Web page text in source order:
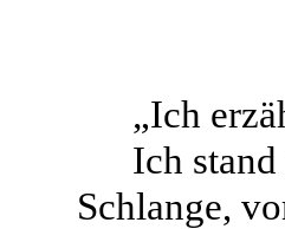
„Ich
Ich
Schlange,